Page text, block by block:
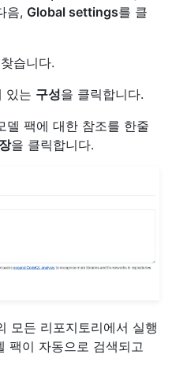
음, Global settings를 클
습니다.
있는 구성을 클릭합니다.
델 팩에 대한 참조를 한줄
을 클릭합니다.
모든 리포지토리에서 실행
팩이 자동으로 검색되고